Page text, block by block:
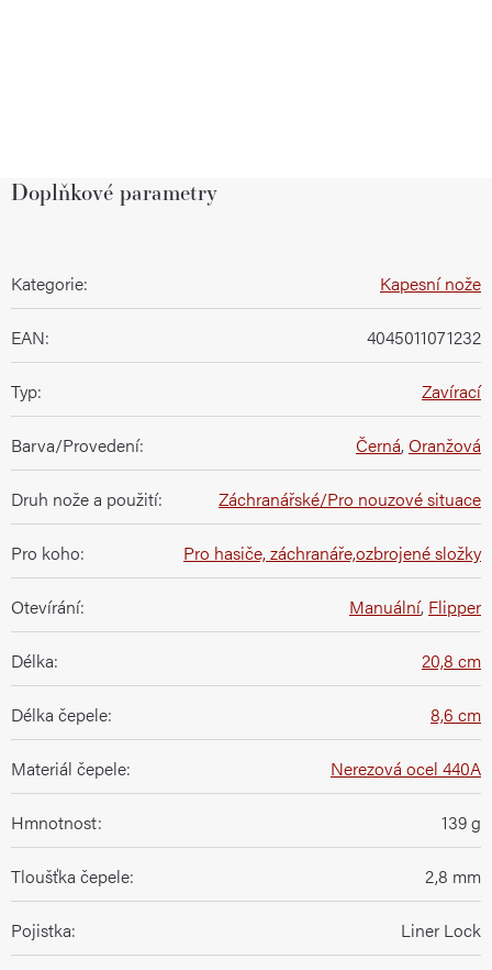
Doplňkové parametry
Kategorie: Kapesní nože
EAN: 4045011071232
Typ: Zavírací
Barva/Provedení: Černá,Oranžová
Druh nože a použití: Záchranářské/Pro nouzové situace
Pro koho: Pro hasiče, záchranáře,ozbrojené složky
Otevírání: Manuální, Flipper
Délka: 20,8 cm
Délka čepele: 8,6 cm
Materiál čepele: Nerezová ocel 440A
Hmnotnost: 139 g
Tloušťka čepele: 2,8 mm
Pojistka: Liner Lock